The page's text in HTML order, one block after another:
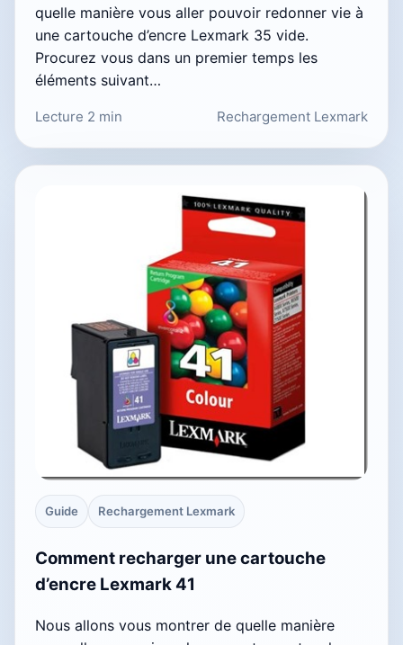
quelle manière vous aller pouvoir redonner vie à
une cartouche d’encre Lexmark 35 vide.
Procurez vous dans un premier temps les
éléments suivant…
Lecture 2 min Rechargement Lexmark
Guide Rechargement Lexmark
Comment recharger une cartouche
d’encre Lexmark 41
Nous allons vous montrer de quelle manière